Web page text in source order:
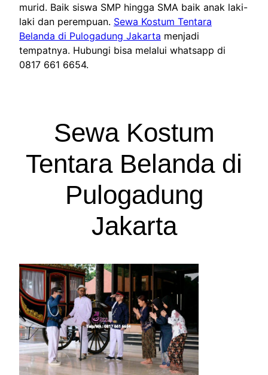
murid. Baik siswa SMP hingga SMA baik anak laki-
laki dan perempuan. Sewa Kostum Tentara
Belanda di Pulogadung Jakarta menjadi
tempatnya. Hubungi bisa melalui whatsapp di
0817 661 6654.
Sewa Kostum
Tentara Belanda di
Pulogadung
Jakarta